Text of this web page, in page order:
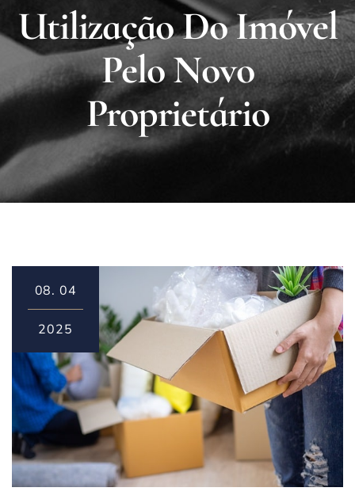
Utilização Do Imóvel
Pelo Novo
Proprietário
08. 04
2025